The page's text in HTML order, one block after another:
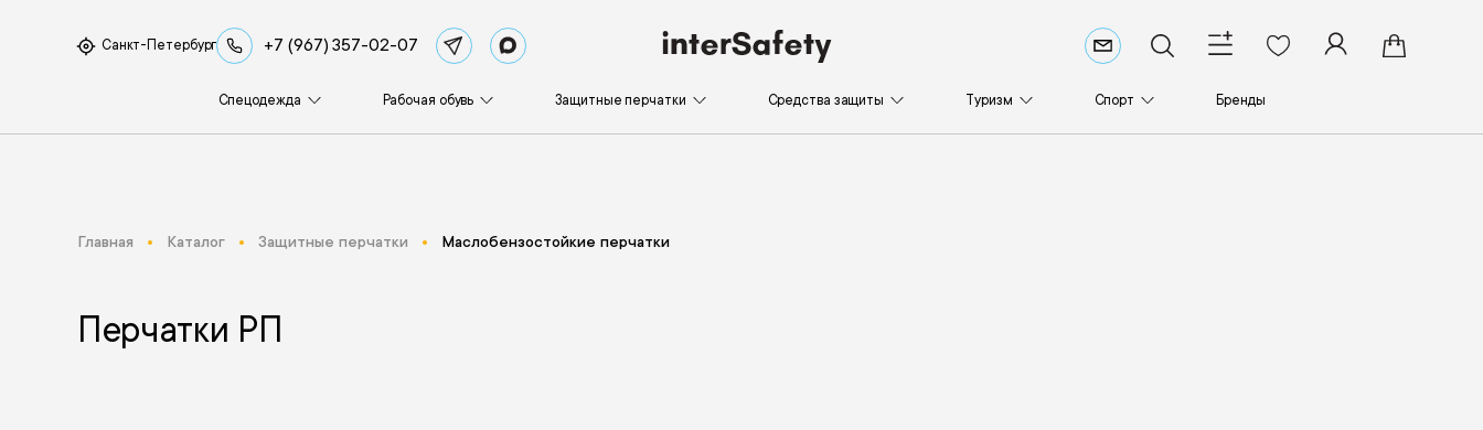
Санкт-Петербург +7 (967) 357-02-07
Спецодежда Рабочая обувь Защитные перчатки Средства защиты Туризм Спорт Бренды
Главная Каталог Защитные перчатки Маслобензостойкие перчатки
Перчатки РП